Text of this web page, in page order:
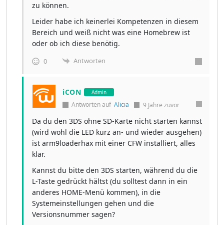
zu können.
Leider habe ich keinerlei Kompetenzen in diesem
Bereich und weiß nicht was eine Homebrew ist
oder ob ich diese benötig.
0 Antworten
iCON Admin
Antworten auf Alicia 9 Jahre zuvor
Da du den 3DS ohne SD-Karte nicht starten kannst
(wird wohl die LED kurz an- und wieder ausgehen)
ist arm9loaderhax mit einer CFW installiert, alles
klar.
Kannst du bitte den 3DS starten, während du die
L-Taste gedrückt hältst (du solltest dann in ein
anderes HOME-Menü kommen), in die
Systemeinstellungen gehen und die
Versionsnummer sagen?